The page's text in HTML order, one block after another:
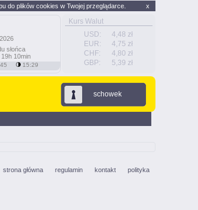
x
do plików cookies w Twojej przeglądarce.
Kurs Walut
USD:
4,48 zł
EUR:
4,75 zł
CHF:
4,80 zł
GBP:
5,39 zł
słońca
19h 10min
15:29
schowek
strona główna regulamin kontakt polityka